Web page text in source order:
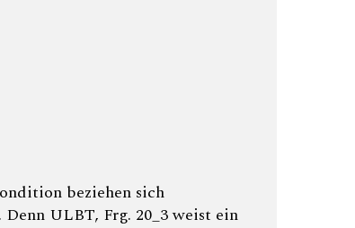
beziehen sich
ULBT, Frg. 20_3 weist ein